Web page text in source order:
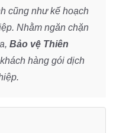
cũng như kế hoạch
Nhằm ngăn chặn
Bảo vệ Thiên
hàng gói dịch